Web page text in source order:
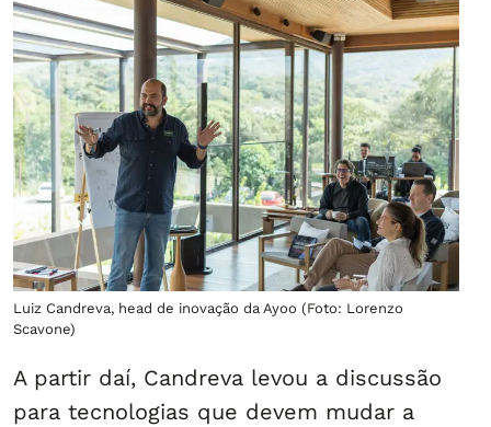
Luiz Candreva, head de inovação da Ayoo (Foto: Lorenzo
Scavone)
A partir daí, Candreva levou a discussão
para tecnologias que devem mudar a